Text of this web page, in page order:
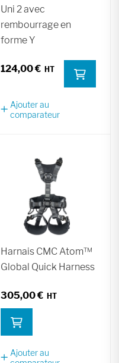
Uni 2 avec
rembourrage en
forme Y
124,00 €
Ajouter au
comparateur
Harnais CMC Atom™
Global Quick Harness
305,00 €
Ajouter au